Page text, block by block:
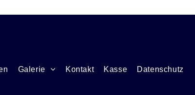
Galerie Kontakt Kasse Datenschutz